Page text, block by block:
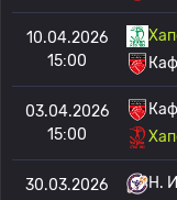
10.04.2026
15:00
03.04.2026
15:00
30.03.2026
H.